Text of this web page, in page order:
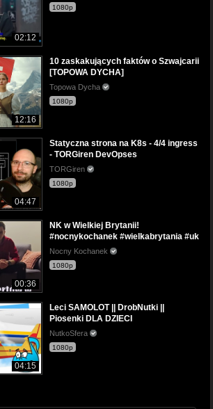
02:12
1080p
12:16
10 zaskakujących faktów o Szwajcarii
[TOPOWA DYCHA]
Topowa Dycha
1080p
04:47
Statyczna strona na K8s - 4/4 ingress
- TORGiren DevOpses
TORGiren
1080p
00:36
NK w Wielkiej Brytanii!
#nocnykochanek #wielkabrytania #uk
Nocny Kochanek
1080p
04:15
Leci SAMOLOT || DrobNutki ||
Piosenki DLA DZIECI
NutkoSfera
1080p